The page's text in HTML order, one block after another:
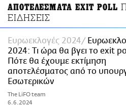
ΑΠΟΤΕΛΕΣΜΑΤΑ EXIT POLL
ΕΙΔΗΣΕΙΣ
Ευρωεκλογές 2024
2024: Τι ώρα θα βγει το exit
Πότε θα έχουμε εκτίμηση
αποτελέσματος από το
Εσωτερικών
The LiFO team
6.6.2024